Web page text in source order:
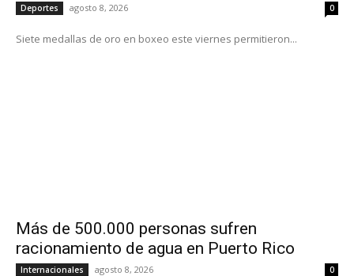
Deportes agosto 8, 2026 0
Siete medallas de oro en boxeo este viernes permitieron...
Más de 500.000 personas sufren
racionamiento de agua en Puerto Rico
Internacionales agosto 8, 2026 0